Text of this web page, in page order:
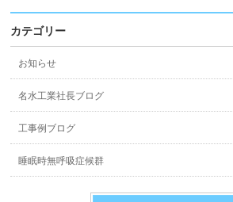
カテゴリー
お知らせ
名水工業社長ブログ
工事例ブログ
睡眠時無呼吸症候群